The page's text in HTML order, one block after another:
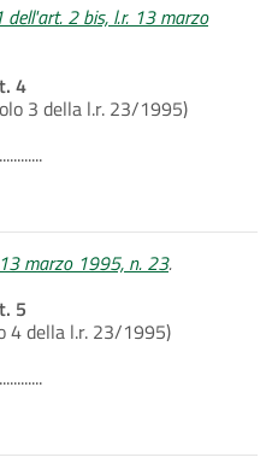
dell'art. 2 bis, l.r. 13 marzo
4
3 della l.r. 23/1995)
marzo 1995, n. 23.
5
4 della l.r. 23/1995)